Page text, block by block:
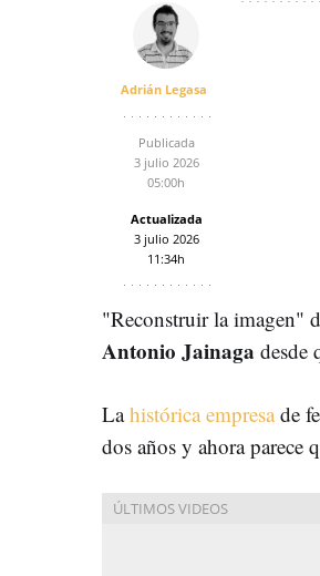
Adrián Legasa
Publicada
3 julio 2026
05:00h
Actualizada
3 julio 2026
11:34h
"Reconstruir la imagen"
Antonio Jainaga desde
Lahistórica empresade
dos años y ahora parece